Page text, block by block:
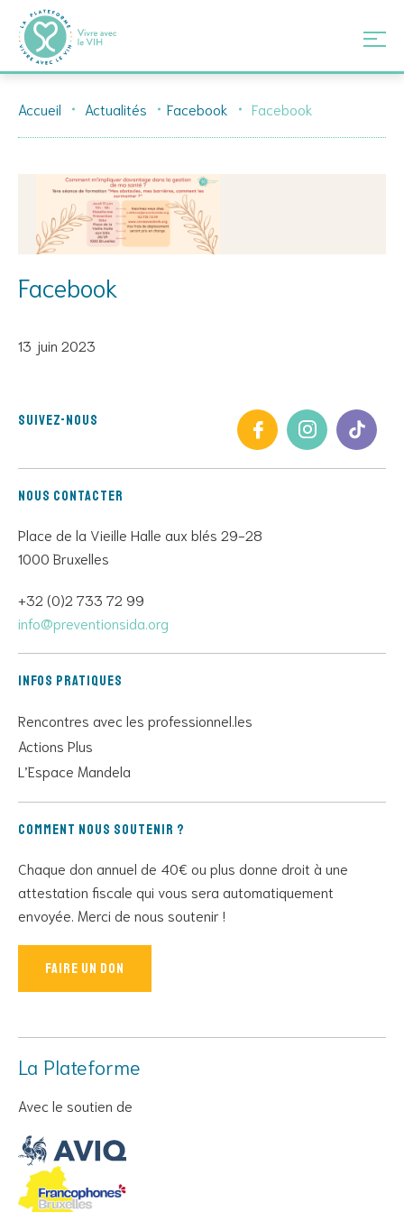
Accueil Actualités Facebook Facebook
Facebook
13 juin 2023
Suivez-nous
Nous contacter
Place de la Vieille Halle aux blés 29-28
1000 Bruxelles
+32 (0)2 733 72 99
info@preventionsida.org
Infos pratiques
Rencontres avec les professionnel.les
Actions Plus
L’Espace Mandela
Comment nous soutenir ?
Chaque don annuel de 40€ ou plus donne droit à une
attestation fiscale qui vous sera automatiquement
envoyée. Merci de nous soutenir !
Faire un don
La Plateforme
Avec le soutien de